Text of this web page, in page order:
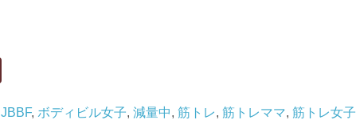
JBBF, ボディビル女子,減量中,筋トレ,筋トレママ,筋トレ女子